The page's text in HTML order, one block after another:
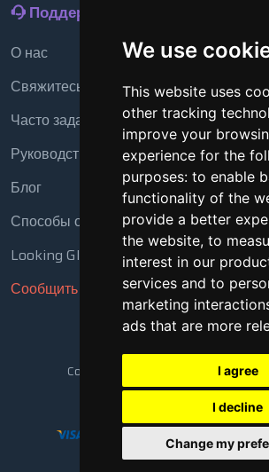
We use
This website uses
other tracking
improve your
experience for the
purposes: to enable
functionality of the
provide a better
the website, to
interest in our
services and to
marketing
ads that are more
I agree
I decline
Change my
Поддержка
О нас
Свяжитесь с нами
Часто задаваемые вопросы
Руководство
Блог
Способы оплаты
Looking Glass
Сообщить о нарушении
Copyright © 2018 - 2026 Все права